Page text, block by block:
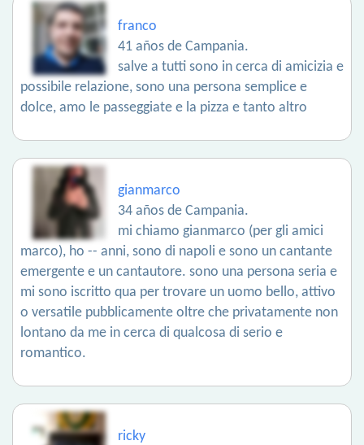
franco
41 años de Campania.
salve a tutti sono in cerca di amicizia e
possibile relazione, sono una persona semplice e
dolce, amo le passeggiate e la pizza e tanto altro
gianmarco
34 años de Campania.
mi chiamo gianmarco (per gli amici
marco), ho -- anni, sono di napoli e sono un cantante
emergente e un cantautore. sono una persona seria e
mi sono iscritto qua per trovare un uomo bello, attivo
o versatile pubblicamente oltre che privatamente non
lontano da me in cerca di qualcosa di serio e
romantico.
ricky